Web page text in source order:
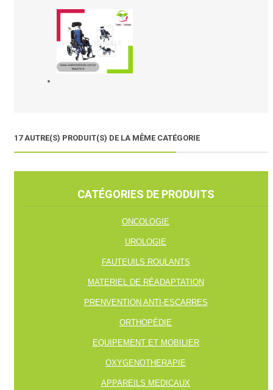
17 AUTRE(S) PRODUIT(S) DE LA MÊME CATÉGORIE
CATÉGORIES DE PRODUITS
ONCOLOGIE
UROLOGIE
FAUTEUILS ROULANTS
MATERIEL DE RÉADAPTATION
PRENVENTION ANTI-ESCARRES
ORTHOPÉDIE
EQUIPEMENT ET MOBILIER
OXYGENOTHERAPIE
APPAREILS MEDICAUX